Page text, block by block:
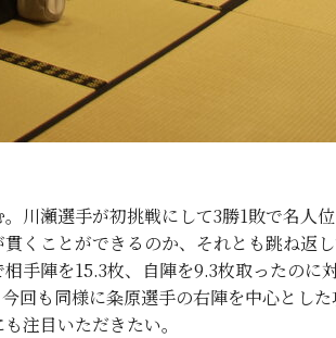
川瀬選手が初挑戦にして3勝1敗で名人
くことができるのか、それとも跳ね返
手陣を15.3枚、自陣を9.3枚取ったのに
回も同様に粂原選手の右陣を中心とし
注目いただきたい。